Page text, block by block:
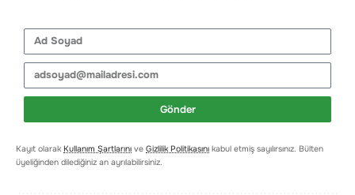
Gönder
Kayıt olarak Kullanım Şartlarını ve Gizlilik Politikasını kabul etmiş sayılırsınız. Bülten
üyeliğinden dilediğiniz an ayrılabilirsiniz.